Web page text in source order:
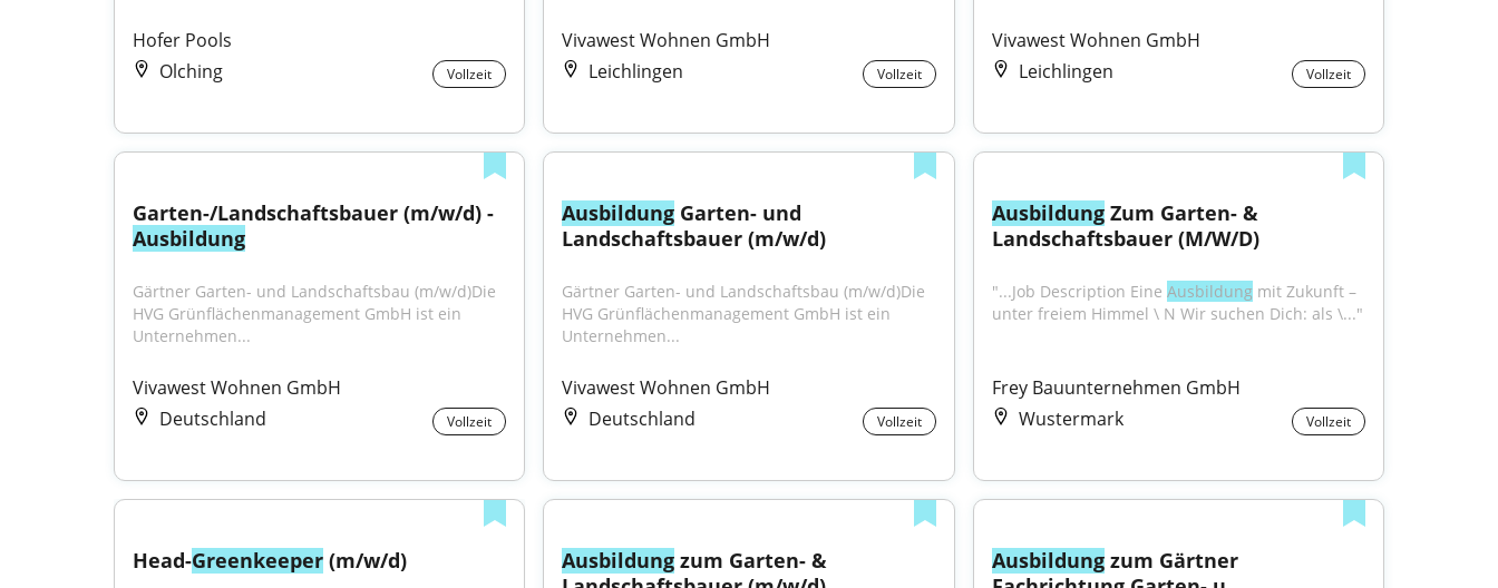
Hofer Pools
Olching
Vollzeit
Vivawest Wohnen GmbH
Leichlingen
Vollzeit
Vivawest Wohnen GmbH
Leichlingen
Vollzeit
Ausbildung
Gärtner Garten- und Landschaftsbau (m/w/d)Die
HVG Grünflächenmanagement GmbH ist ein
Unternehmen...
Vivawest Wohnen GmbH
Deutschland
Vollzeit
Ausbildung Garten- und
Landschaftsbauer (m/w/d)
Gärtner Garten- und Landschaftsbau (m/w/d)Die
HVG Grünflächenmanagement GmbH ist ein
Unternehmen...
Vivawest Wohnen GmbH
Deutschland
Vollzeit
Ausbildung Zum Garten- &
Landschaftsbauer (M/W/D)
"...Job Description Eine Ausbildung mit Zukunft –
unter freiem Himmel \ N Wir suchen Dich: als \..."
Frey Bauunternehmen GmbH
Wustermark
Vollzeit
Head-Greenkeeper (m/w/d) Ausbildung zum Garten- &
Ausbildung zum Gärtner